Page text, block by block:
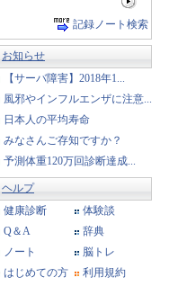
記録ノート検索
お知らせ
【サーバ障害】2018年1...
風邪やインフルエンザに注意...
日本人の平均寿命
みなさんご存知ですか？
予測体重120万回診断達成...
ヘルプ
健康診断
体験談
Q＆A
辞典
ノート
脳トレ
はじめての方
利用規約